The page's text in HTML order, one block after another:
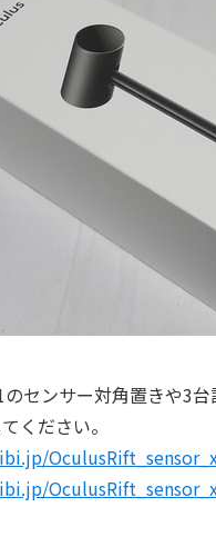
センサー対角置きや3
ください。